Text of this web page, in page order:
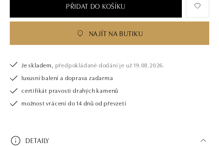
PŘIDAT DO KOŠÍKU
NAJÍT NA BUTIKU
Je skladem, předpokládané dodání je už 19.08.2026.
luxusní balení a doprava zadarma
certifikát pravosti drahých kamenů
možnost vrácení do 14 dnů od převzetí
DETAILY